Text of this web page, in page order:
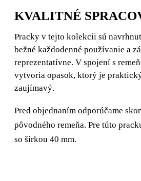
KVALITNÉ
Pracky v tejto kolekcii sú
bežné každodenné používanie a
reprezentatívne. V spojení s
vytvoria opasok, ktorý je
zaujímavý.
Pred objednaním odporúčame
pôvodného remeňa. Pre túto
so šírkou 40 mm.